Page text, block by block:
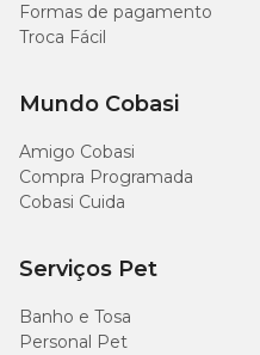
Formas de pagamento
Troca Fácil
Mundo Cobasi
Amigo Cobasi
Compra Programada
Cobasi Cuida
Serviços Pet
Banho e Tosa
Personal Pet